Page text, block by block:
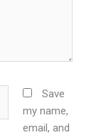
Save
my name,
email, and